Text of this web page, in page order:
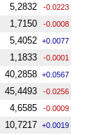
5,2832 -0.0223
1,7150 -0.0008
5,4052 +0.0077
1,1833 -0.0001
40,2858 +0.0567
45,4493 -0.0256
4,6585 -0.0009
10,7217 +0.0019